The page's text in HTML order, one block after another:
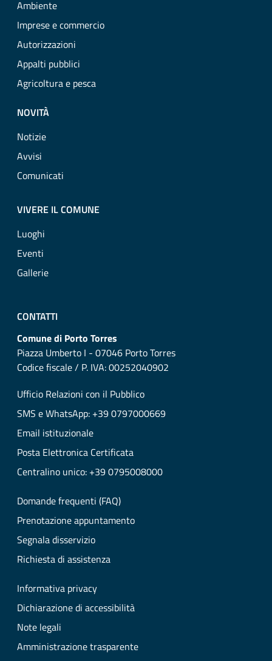
Ambiente
Imprese e commercio
Autorizzazioni
Appalti pubblici
Agricoltura e pesca
NOVITÀ
Notizie
Avvisi
Comunicati
VIVERE IL COMUNE
Luoghi
Eventi
Gallerie
CONTATTI
Comune di Porto Torres
Piazza Umberto I - 07046 Porto Torres
Codice fiscale / P. IVA: 00252040902
Ufficio Relazioni con il Pubblico
SMS e WhatsApp: +39 0797000669
Email istituzionale
Posta Elettronica Certificata
Centralino unico: +39 0795008000
Domande frequenti (FAQ)
Prenotazione appuntamento
Segnala disservizio
Richiesta di assistenza
Informativa privacy
Dichiarazione di accessibilità
Note legali
Amministrazione trasparente